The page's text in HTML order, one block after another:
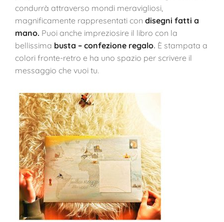
condurrà attraverso mondi meravigliosi,
magnificamente rappresentati con disegni fatti a
mano. Puoi anche impreziosire il libro con la
bellissima busta – confezione regalo. È stampata a
colori fronte-retro e ha uno spazio per scrivere il
messaggio che vuoi tu.